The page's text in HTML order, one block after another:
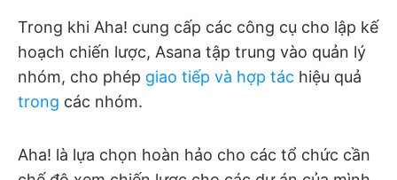
Trong khi Aha! cung cấp các công cụ cho lập kế
hoạch chiến lược, Asana tập trung vào quản lý
nhóm, cho phép giao tiếp và hợp tác hiệu quả
trong các nhóm.
Aha! là lựa chọn hoàn hảo cho các tổ chức cần